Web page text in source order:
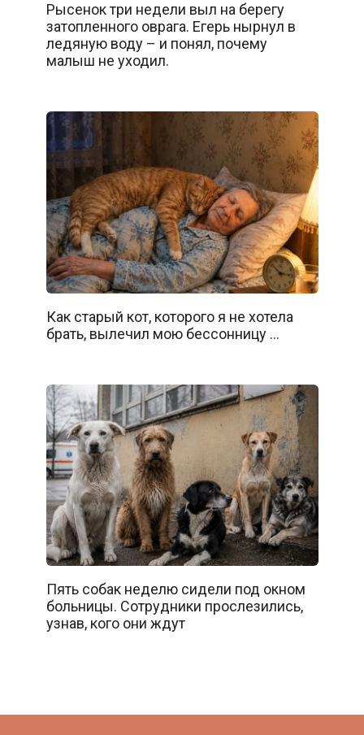
Рысенок три недели выл на берегу
затопленного оврага. Егерь нырнул в
ледяную воду – и понял, почему
малыш не уходил.
Как старый кот, которого я не хотела
брать, вылечил мою бессонницу …
Пять собак неделю сидели под окном
больницы. Сотрудники прослезились,
узнав, кого они ждут